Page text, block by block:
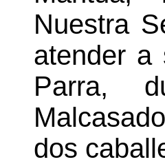
Nuestra
atender a
Parra,
dos